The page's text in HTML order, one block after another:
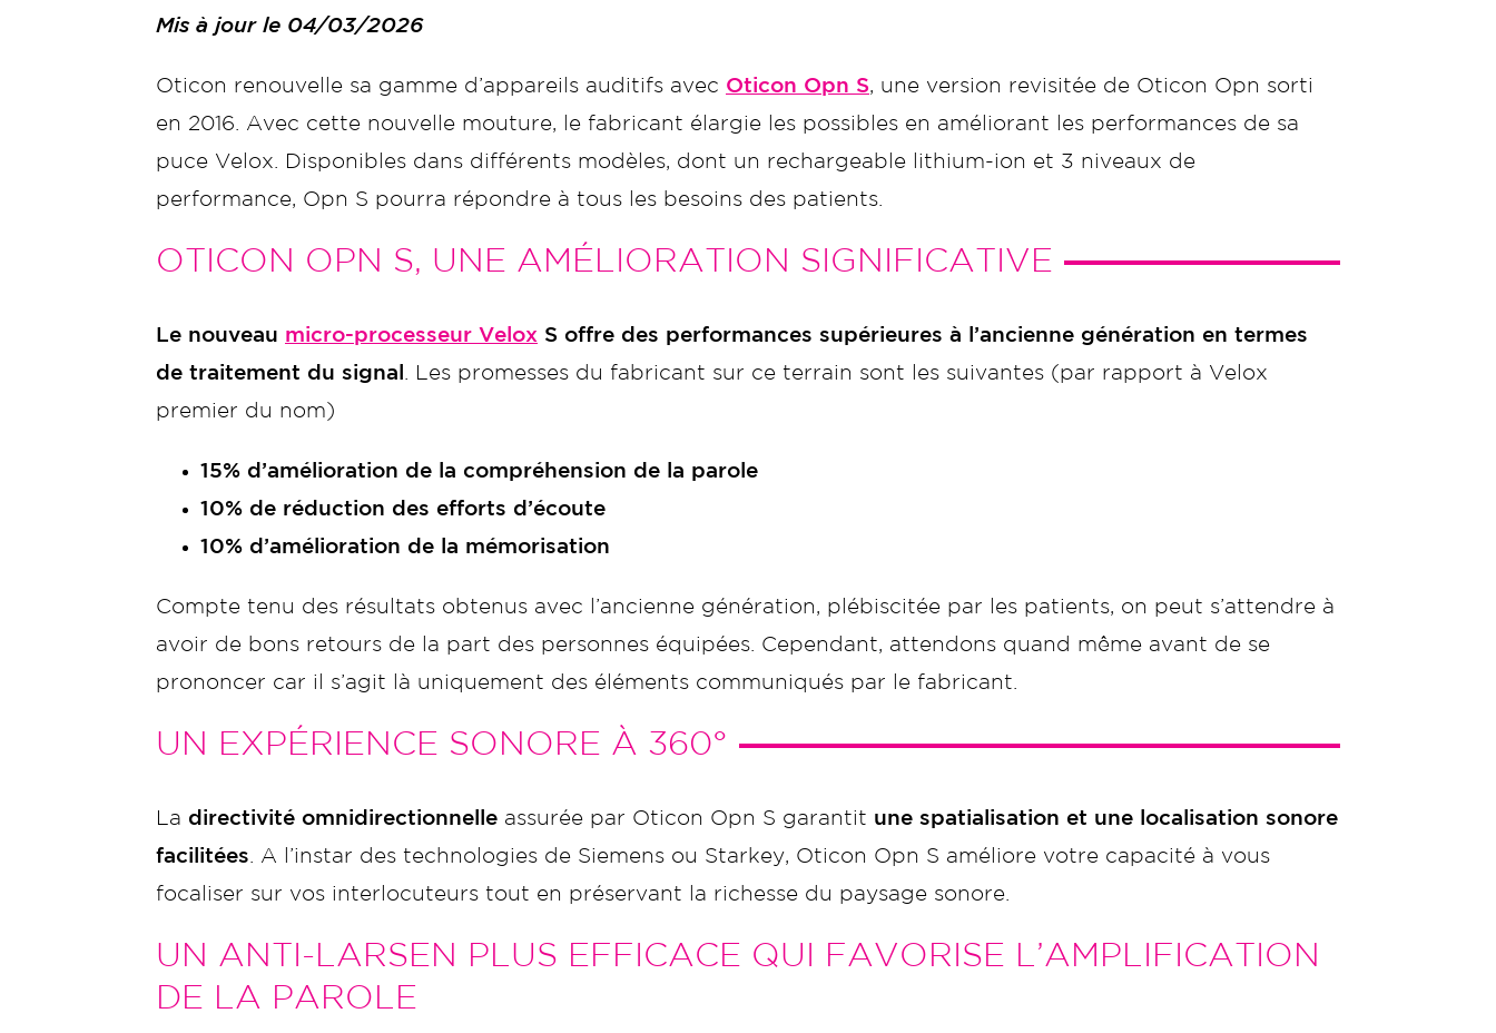
Mis à jour le 04/03/2026
Oticon renouvelle sa gamme d’appareils auditifs avec Oticon Opn S, une version revisitée de Oticon Opn sorti
en 2016. Avec cette nouvelle mouture, le fabricant élargie les possibles en améliorant les performances de sa
puce Velox. Disponibles dans différents modèles, dont un rechargeable lithium-ion et 3 niveaux de
performance, Opn S pourra répondre à tous les besoins des patients.
OTICON OPN S, UNE AMÉLIORATION SIGNIFICATIVE
Le nouveau micro-processeur Velox S offre des performances supérieures à l’ancienne génération en termes
de traitement du signal
. Les promesses du fabricant sur ce terrain sont les suivantes (par rapport à Velox
premier du nom)
15% d’amélioration de la compréhension de la parole
10% de réduction des efforts d’écoute
10% d’amélioration de la mémorisation
Compte tenu des résultats obtenus avec l’ancienne génération, plébiscitée par les patients, on peut s’attendre à
avoir de bons retours de la part des personnes équipées. Cependant, attendons quand même avant de se
prononcer car il s’agit là uniquement des éléments communiqués par le fabricant.
UN EXPÉRIENCE SONORE À 360°
La directivité omnidirectionnelle assurée par Oticon Opn S garantit une spatialisation et une localisation sonore
facilitées . A l’instar des technologies de Siemens ou Starkey, Oticon Opn S améliore votre capacité à vous
focaliser sur vos interlocuteurs tout en préservant la richesse du paysage sonore.
UN ANTI-LARSEN PLUS EFFICACE QUI FAVORISE L’AMPLIFICATION
DE LA PAROLE